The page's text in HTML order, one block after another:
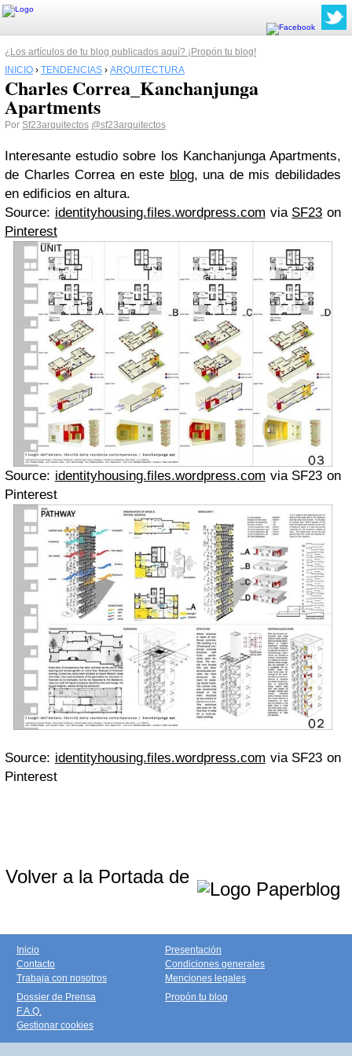
¿Los artículos de tu blog publicados aquí? ¡Propón tu blog!
INICIO › TENDENCIAS › ARQUITECTURA
Charles Correa_Kanchanjunga
Apartments
Por Sf23arquitectos @sf23arquitectos
Interesante estudio sobre los Kanchanjunga Apartments,
de Charles Correa en este blog, una de mis debilidades
en edificios en altura.
Source: identityhousing.files.wordpress.com via SF23 on
Pinterest
Source: identityhousing.files.wordpress.com via SF23 on
Pinterest
Source: identityhousing.files.wordpress.com via SF23 on
Pinterest
Volver a la Portada de
Inicio
Contacto
Trabaja con nosotros
Presentación
Condiciones generales
Menciones legales
Dossier de Prensa
F.A.Q.
Gestionar cookies
Propón tu blog